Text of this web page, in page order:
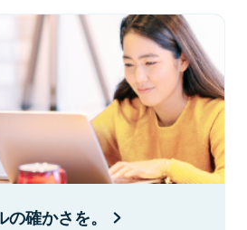
確かさを。